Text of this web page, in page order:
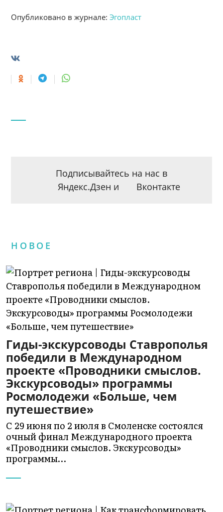
Опубликовано в журнале:Эгопласт
Подписывайтесь на нас в
Яндекс.Дзен и Вконтакте
НОВОЕ
Гиды-экскурсоводы Ставрополья
победили в Международном
проекте «Проводники смыслов.
Экскурсоводы» программы
Росмолодежи «Больше, чем
путешествие»
С 29 июня по 2 июля в Смоленске состоялся
очный финал Международного проекта
«Проводники смыслов. Экскурсоводы»
программы…